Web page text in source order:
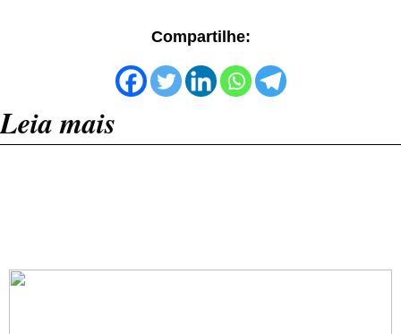
Compartilhe:
Leia mais